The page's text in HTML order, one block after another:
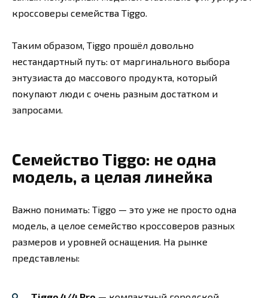
кроссоверы семейства Tiggo.
Таким образом, Tiggo прошёл довольно
нестандартный путь: от маргинального выбора
энтузиаста до массового продукта, который
покупают люди с очень разным достатком и
запросами.
Семейство Tiggo: не одна
модель, а целая линейка
Важно понимать: Tiggo — это уже не просто одна
модель, а целое семейство кроссоверов разных
размеров и уровней оснащения. На рынке
представлены: